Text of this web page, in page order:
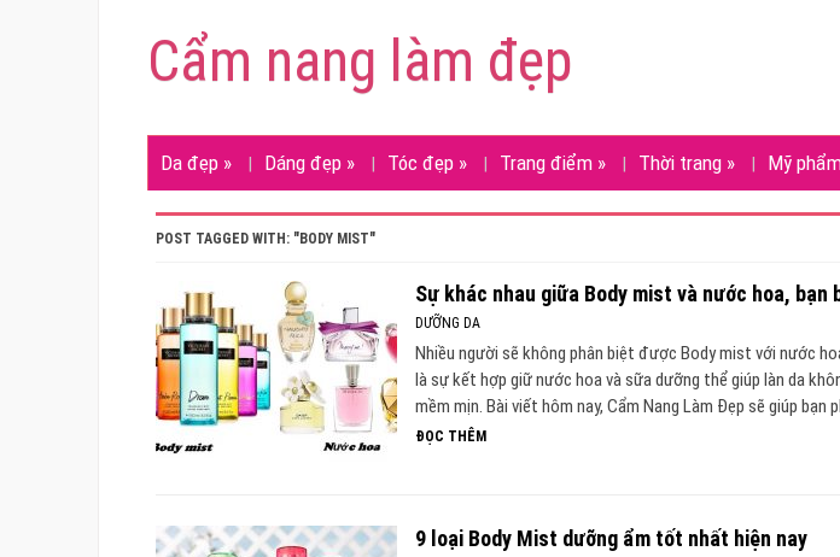
Cẩm nang làm đẹp
Da đẹp » Dáng đẹp » Tóc đẹp » Trang điểm » Thời trang » Mỹ
POST TAGGED WITH: "BODY MIST"
Sự khác nhau giữa Body mist và nước hoa, bạn
DƯỠNG DA
Nhiều người sẽ không phân biệt được Body mist với nước
là sự kết hợp giữ nước hoa và sữa dưỡng thể giúp làn da
mềm mịn. Bài viết hôm nay, Cẩm Nang Làm Đẹp sẽ giúp bạn
ĐỌC THÊM
9 loại Body Mist dưỡng ẩm tốt nhất hiện nay